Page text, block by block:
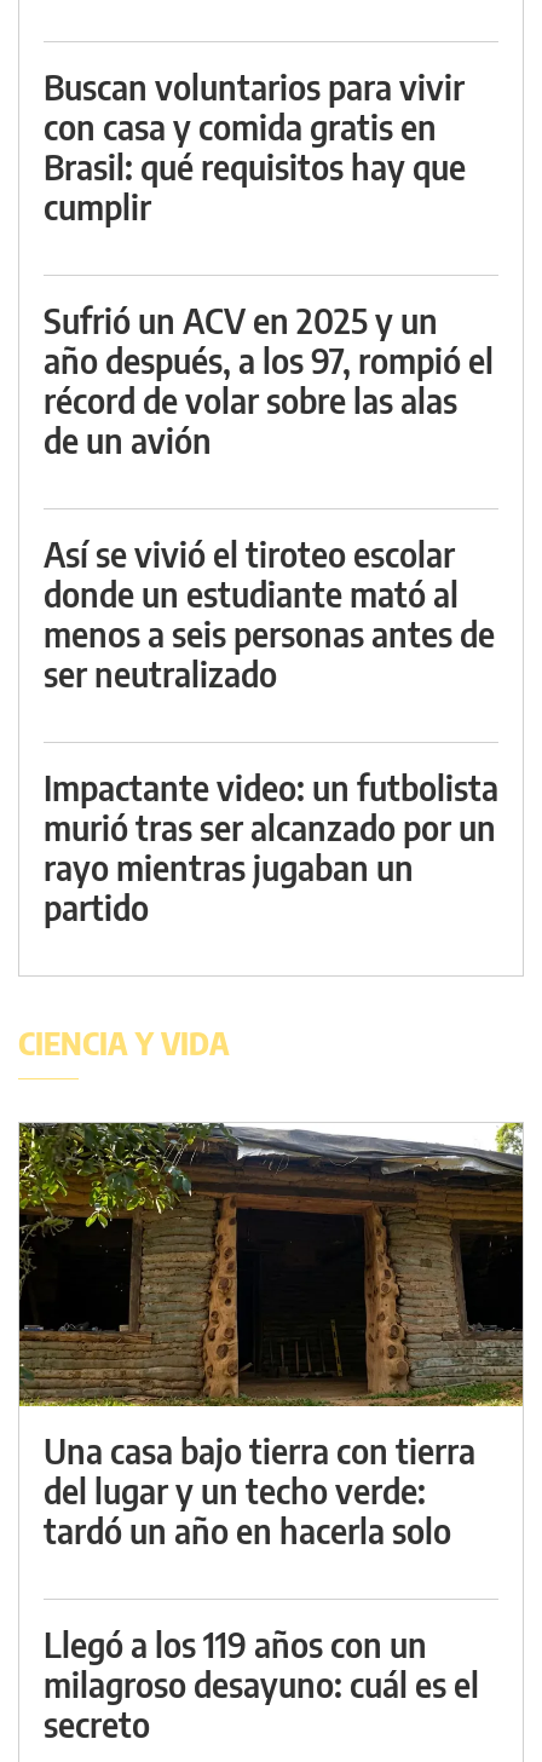
Buscan voluntarios para vivir
con casa y comida gratis en
Brasil: qué requisitos hay que
cumplir
Sufrió un ACV en 2025 y un
año después, a los 97, rompió el
récord de volar sobre las alas
de un avión
Así se vivió el tiroteo escolar
donde un estudiante mató al
menos a seis personas antes de
ser neutralizado
Impactante video: un futbolista
murió tras ser alcanzado por un
rayo mientras jugaban un
partido
CIENCIA Y VIDA
Una casa bajo tierra con tierra
del lugar y un techo verde:
tardó un año en hacerla solo
Llegó a los 119 años con un
milagroso desayuno: cuál es el
secreto